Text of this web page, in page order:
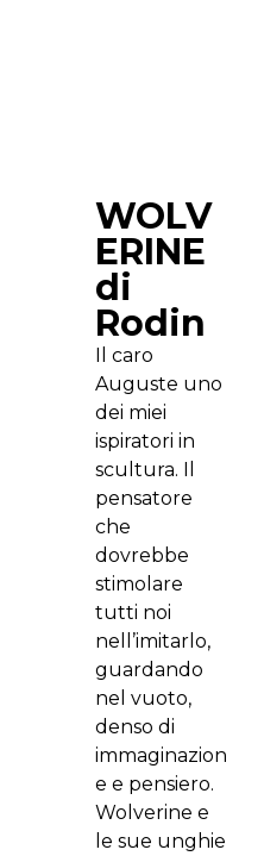
WOLV
ERINE
di
Rodin
Il caro
Auguste uno
dei miei
ispiratori in
scultura. Il
pensatore
che
dovrebbe
stimolare
tutti noi
nell’imitarlo,
guardando
nel vuoto,
denso di
immaginazion
e e pensiero.
Wolverine e
le sue unghie